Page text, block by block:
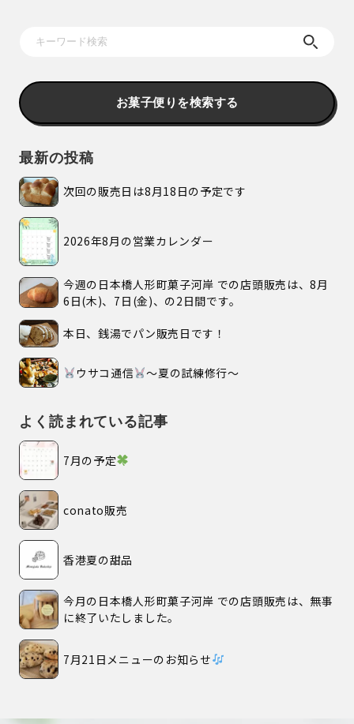
お菓子便りを検索する
最新の投稿
次回の販売日は8月18日の予定です
2026年8月の営業カレンダー
今週の日本橋人形町菓子河岸 での店頭販売は、8月
6日(木)、7日(金)、の2日間です。
本日、銭湯でパン販売日です！
ウサコ通信 〜夏の試練修行〜
よく読まれている記事
7月の予定
conato販売
香港夏の甜品
今月の日本橋人形町菓子河岸 での店頭販売は、無事
に終了いたしました。
7月21日メニューのお知らせ